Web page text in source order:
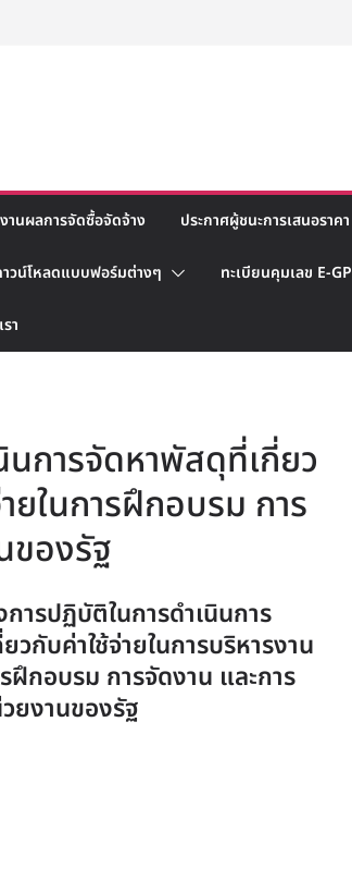
านผลการจัดซื้อจัดจ้าง ประกาศผู้ชนะการเสนอราคา
วน์โหลดแบบฟอร์มต่างๆ ทะเบียนคุมเลข E-GP
า
การจัดหาพัสดุที่เกี่ยว
ยในการฝึกอบรม การ
ของรัฐ
ารปฏิบัติในการดำเนินการ
วกับค่าใช้จ่ายในการบริหารงาน
ฝึกอบรม การจัดงาน และการ
ยงานของรัฐ